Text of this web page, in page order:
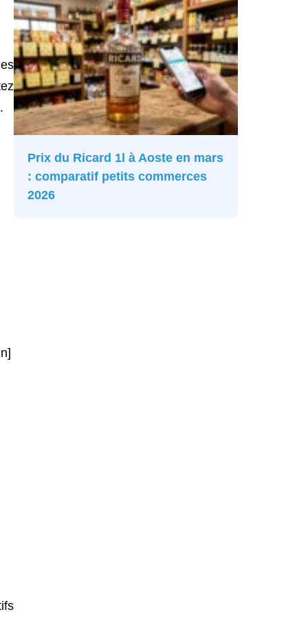
Prix du Ricard 1l à Aoste en mars
: comparatif petits commerces
2026